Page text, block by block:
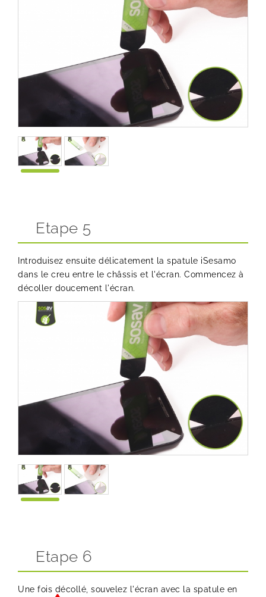
Etape 5
Introduisez ensuite délicatement la spatule iSesamo
dans le creu entre le châssis et l'écran. Commencez à
décoller doucement l'écran.
Etape 6
Une fois décollé, souvelez l'écran avec la spatule en